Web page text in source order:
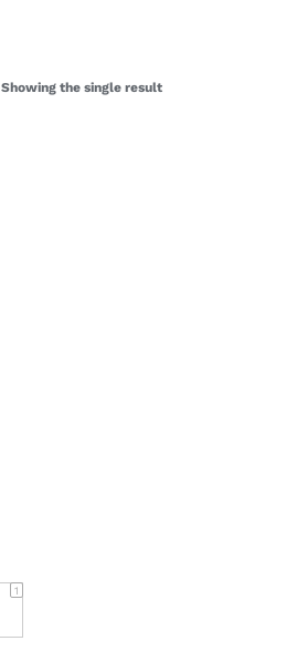
Showing the single result
1